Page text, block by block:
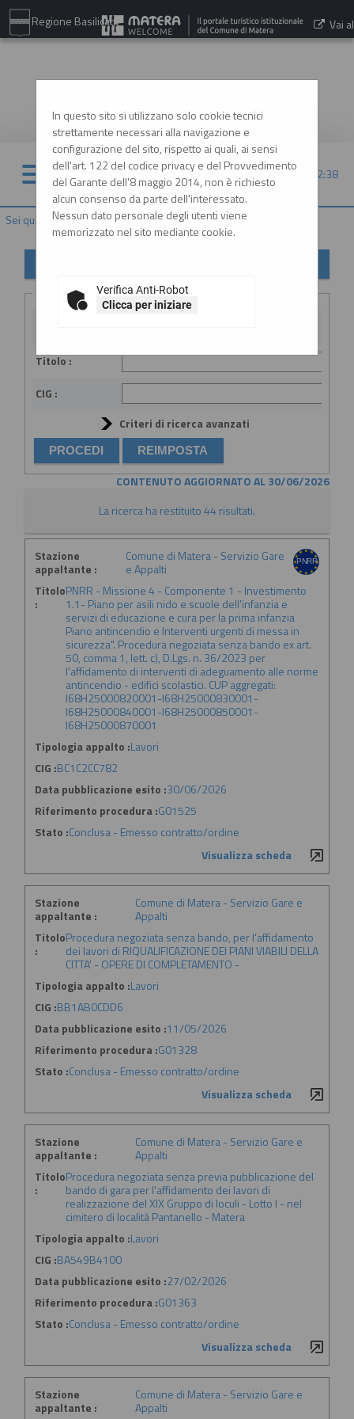
Regione Basilicata Vai al
10/08/2026 12:38
Sei qui: Home»Elenco operatori economici»Esiti affidamenti
In questo sito si utilizzano solo cookie tecnici
strettamente necessari alla navigazione e
configurazione del sito, rispetto ai quali, ai sensi
dell'art. 122 del codice privacy e del Provvedimento
del Garante dell'8 maggio 2014, non è richiesto
alcun consenso da parte dell'interessato.
Nessun dato personale degli utenti viene
memorizzato nel sito mediante cookie.
Verifica Anti-Robot
Clicca per iniziare
Criteri di ricerca
Titolo :
CIG :
Criteri di ricerca avanzati
CONTENUTO AGGIORNATO AL 30/06/2026
La ricerca ha restituito 44 risultati.
Stazione
appaltante :
Comune di Matera - Servizio Gare
e Appalti
Titolo
:
PNRR - Missione 4 - Componente 1 - Investimento
1.1- Piano per asili nido e scuole dell'infanzia e
servizi di educazione e cura per la prima infanzia
Piano antincendio e Interventi urgenti di messa in
sicurezza". Procedura negoziata senza bando ex art.
50, comma 1, lett. c), D.Lgs. n. 36/2023 per
l'affidamento di interventi di adeguamento alle norme
antincendio - edifici scolastici. CUP aggregati:
I68H25000820001-I68H25000830001-
I68H25000840001-I68H25000850001-
I68H25000870001
Tipologia appalto :Lavori
CIG :BC1C2CC782
Data pubblicazione esito :30/06/2026
Riferimento procedura :G01525
Stato :Conclusa - Emesso contratto/ordine
Visualizza scheda
Stazione
appaltante :
Comune di Matera - Servizio Gare e
Appalti
Titolo
:
Procedura negoziata senza bando, per l'affidamento
dei lavori di RIQUALIFICAZIONE DEI PIANI VIABILI DELLA
CITTA' - OPERE DI COMPLETAMENTO -
Tipologia appalto :Lavori
CIG :BB1AB0CDD6
Data pubblicazione esito :11/05/2026
Riferimento procedura :G01328
Stato :Conclusa - Emesso contratto/ordine
Visualizza scheda
Stazione
appaltante :
Comune di Matera - Servizio Gare e
Appalti
Titolo
:
Procedura negoziata senza previa pubblicazione del
bando di gara per l'affidamento dei lavori di
realizzazione del XIX Gruppo di loculi - Lotto I - nel
cimitero di località Pantanello - Matera
Tipologia appalto :Lavori
CIG :BA549B4100
Data pubblicazione esito :27/02/2026
Riferimento procedura :G01363
Stato :Conclusa - Emesso contratto/ordine
Visualizza scheda
Stazione
appaltante :
Comune di Matera - Servizio Gare e
Appalti